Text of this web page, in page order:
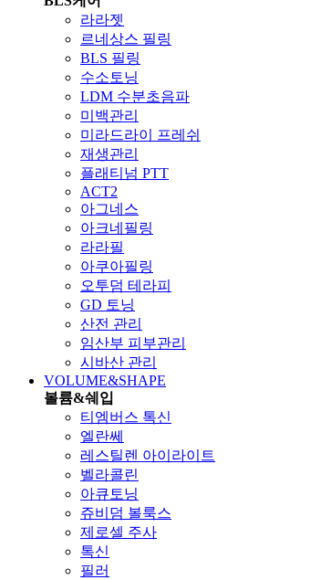
라라젯
르네상스 필링
BLS 필링
수소토닝
LDM 수분초음파
미백관리
미라드라이 프레쉬
재생관리
플래티넘 PTT
ACT2
아그네스
아크네필링
라라필
아쿠아필링
오투덤 테라피
GD 토닝
산전 관리
임산부 피부관리
시바산 관리
VOLUME&SHAPE
볼륨&쉐입
티엠버스 톡신
엘란쎄
레스틸렌 아이라이트
벨라콜린
아큐토닝
쥬비덤 볼룩스
제로셀 주사
톡신
필러